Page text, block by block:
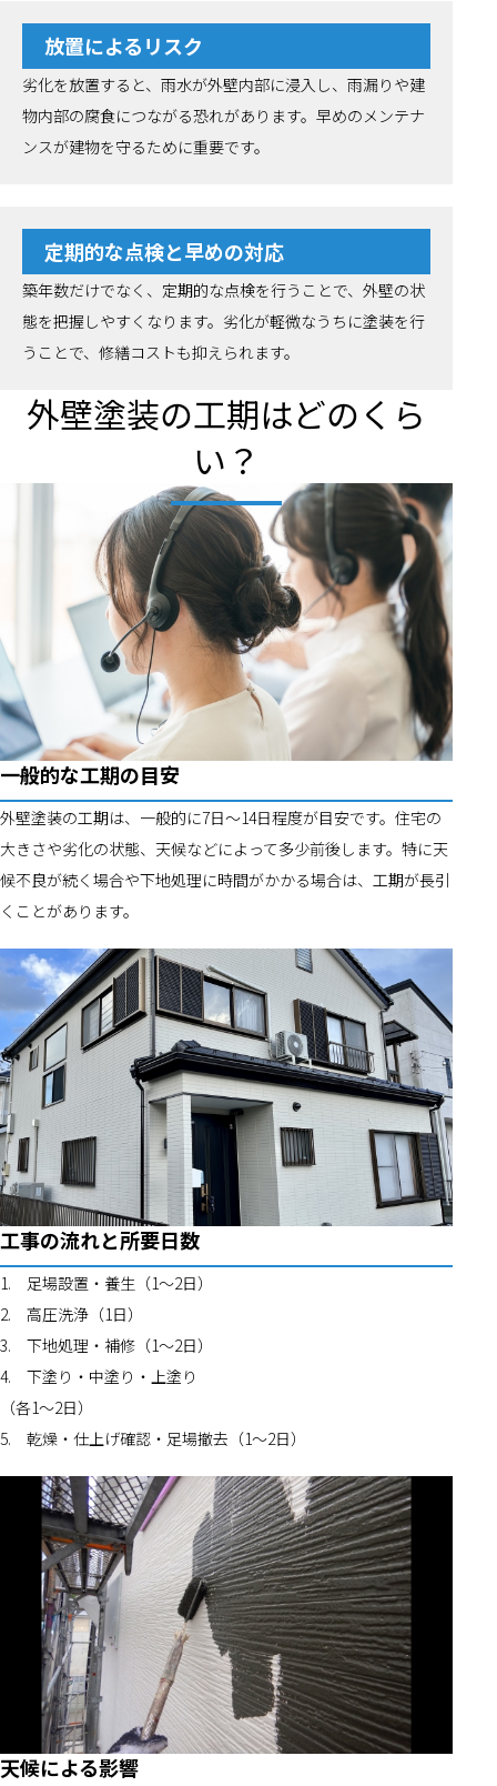
放置によるリスク
劣化を放置すると、雨水が外壁内部に浸入し、雨漏りや建
物内部の腐食につながる恐れがあります。早めのメンテナ
ンスが建物を守るために重要です。
定期的な点検と早めの対応
築年数だけでなく、定期的な点検を行うことで、外壁の状
態を把握しやすくなります。劣化が軽微なうちに塗装を行
うことで、修繕コストも抑えられます。
外壁塗装の工期はどのくら
い？
一般的な工期の目安
外壁塗装の工期は、一般的に7日〜14日程度が目安です。住宅の
大きさや劣化の状態、天候などによって多少前後します。特に天
候不良が続く場合や下地処理に時間がかかる場合は、工期が長引
くことがあります。
工事の流れと所要日数
1.	足場設置・養生（1〜2日）
2.	高圧洗浄（1日）
3.	下地処理・補修（1〜2日）
4.	下塗り・中塗り・上塗り
（各1〜2日）
5.	乾燥・仕上げ確認・足場撤去（1〜2日）
天候による影響